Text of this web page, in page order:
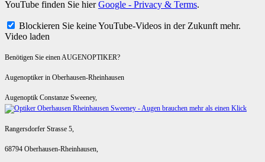
YouTube finden Sie hierGoogle - Privacy & Terms.
Blockieren Sie keine YouTube-Videos in der Zukunft mehr.
Video laden
Benötigen Sie einen AUGENOPTIKER?
Augenoptiker in Oberhausen-Rheinhausen
Augenoptik Constanze Sweeney,
Rangersdorfer Strasse 5,
68794 Oberhausen-Rheinhausen,